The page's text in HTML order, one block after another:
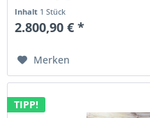
Inhalt 1 Stück
2.800,90 € *
Merken
TIPP!